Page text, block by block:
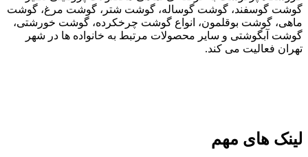
گوشت گوسفند، گوشت گوساله، گوشت شتر، گوشت مرغ، گوشت
ماهی، گوشت بوقلمون، انواع گوشت چرخکرده، گوشت خورشتی،
گوشت آبگوشتی و سایر محصولات مرتبط به خانواده ها در شهر
تهران فعالیت می کند.
لینک های مهم